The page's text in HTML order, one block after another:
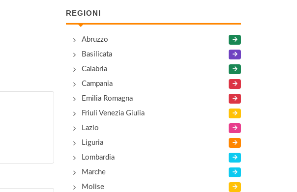
REGIONI
Abruzzo
Basilicata
Calabria
Campania
Emilia Romagna
Friuli Venezia Giulia
Lazio
Liguria
Lombardia
Marche
Molise